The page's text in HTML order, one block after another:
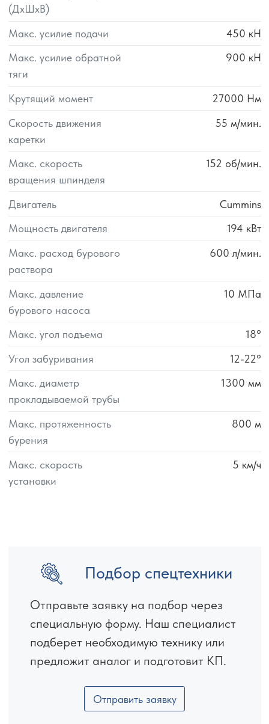
(ДхШхВ)
Макс. усилие подачи 450 кН
Макс. усилие обратной
тяги
900 кН
Крутящий момент 27000 Нм
Скорость движения
каретки
55 м/мин.
Макс. скорость
вращения шпинделя
152 об/мин.
Двигатель
Cummins
Мощность двигателя
194 кВт
Макс. расход бурового
раствора
600 л/мин.
Макс. давление
бурового насоса
10 МПа
Макс. угол подъема
18°
Угол забуривания
12-22°
Макс. диаметр
прокладываемой трубы
1300 мм
Макс. протяженность
бурения
800 м
Макс. скорость
установки
5 км/ч
Подбор спецтехники
Отправьте заявку на подбор через
специальную форму. Наш специалист
подберет необходимую технику или
предложит аналог и подготовит КП.
Отправить заявку